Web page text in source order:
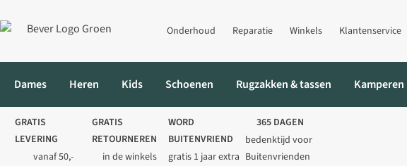
Onderhoud Reparatie Winkels Klantenservice
Dames Heren Kids Schoenen Rugzakken & tassen Kamperen
GRATIS
LEVERING
vanaf 50,-
GRATIS
RETOURNEREN
in de winkels
WORD
BUITENVRIEND
gratis 1 jaar extra
365 DAGEN
bedenktijd voor
Buitenvrienden